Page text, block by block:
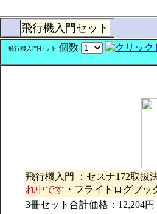
飛行機入門セット
飛行機入門セット 個数
飛行機入門 ：セスナ172取扱
れ中です ・フライトログブッ
3冊セット合計価格：12,204